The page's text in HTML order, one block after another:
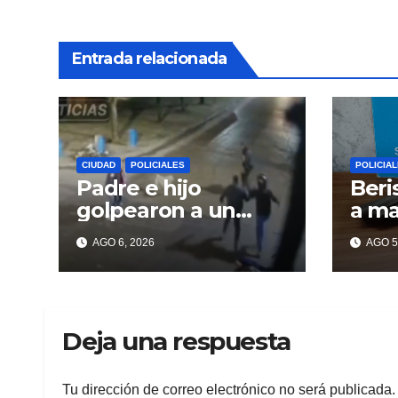
Entrada relacionada
CIUDAD POLICIALES
Padre e hijo
golpearon a un
delincuente para
recuperar un
celular robado en
AGO 6, 2026
a
AGO
Deja una respuesta
Tu dirección de correo electrónico no será publicada.